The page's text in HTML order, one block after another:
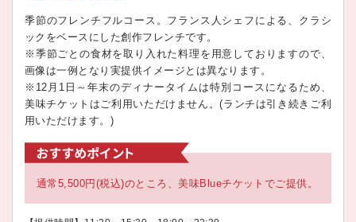
季節のフレンチフルコース。フランス人シェフによる、クラシ
ックをベースにした創作フレンチです。
※季節ごとの食材を取り入れた料理を用意しておりますので、
画像は一例となり実提供イメージとは異なります。
※12月1日～年末のディナータイムは特別コースになるため、
美味チケットはご利用いただけません。(ランチは引き続きご利
用いただけます。)
通常5,500円(税込)のところ、美味Blueチケットでご提供。